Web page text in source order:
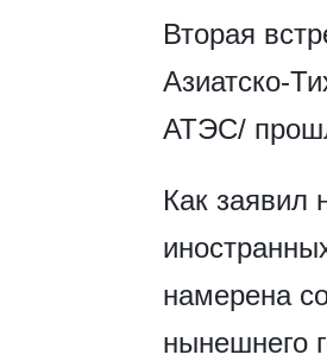
Вторая
Азиатско-
АТЭС/
Как заявил
намерена
нынешнего